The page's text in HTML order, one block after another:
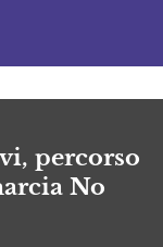
percorso
No